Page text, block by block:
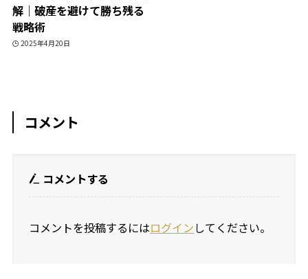
解｜破産を避けて勝ち残る
戦略術
2025年4月20日
コメント
コメントする
コメントを投稿するにはログインしてください。